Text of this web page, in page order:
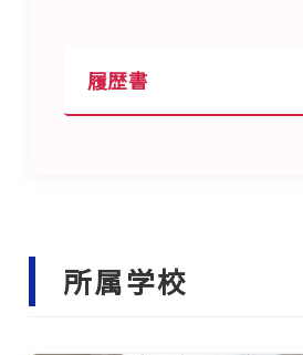
履歴書
所属学校